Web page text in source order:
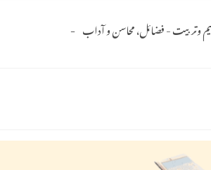
وتربیت-فضائل، محاسن و آداب